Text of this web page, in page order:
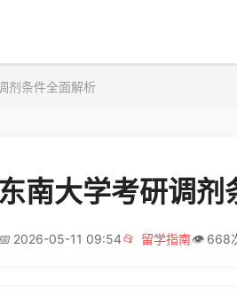
剂条件全面解析
东南大学考研调剂
📅 2026-05-11 09:54📂 留学指南👁️ 668